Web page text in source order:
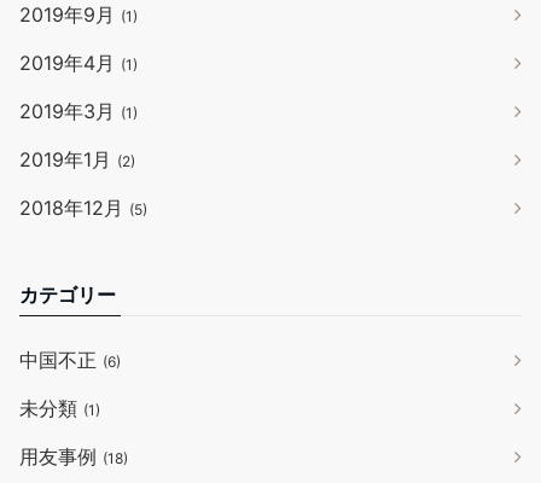
2019年9月 (1)
2019年4月 (1)
2019年3月 (1)
2019年1月 (2)
2018年12月 (5)
カテゴリー
中国不正 (6)
未分類 (1)
用友事例 (18)